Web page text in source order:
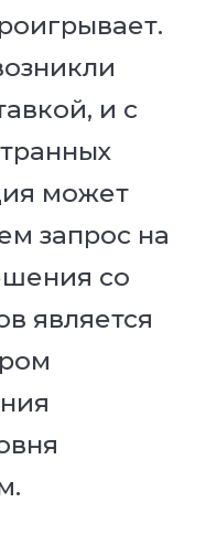
и с
может
запрос на
со
является